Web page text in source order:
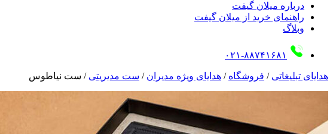
درباره میلان گیفت
راهنمای خرید از میلان گیفت
وبلاگ
۰۲۱-۸۸۷۴۱۶۸۱
هدایای تبلیغاتی / فروشگاه / هدایای ویژه مدیران / ست مدیریتی / ست نیاطوس